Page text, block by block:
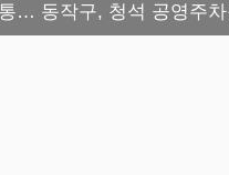
… 동작구, 청석 공영주